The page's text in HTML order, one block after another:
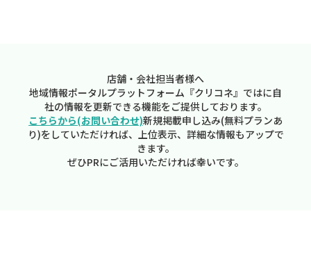
店舗・会社担当者様へ
地域情報ポータルプラットフォーム『クリコネ』ではに自
社の情報を更新できる機能をご提供しております。
こちらから(お問い合わせ)新規掲載申し込み(無料プランあ
り)をしていただければ、上位表示、詳細な情報もアップで
きます。
ぜひPRにご活用いただければ幸いです。